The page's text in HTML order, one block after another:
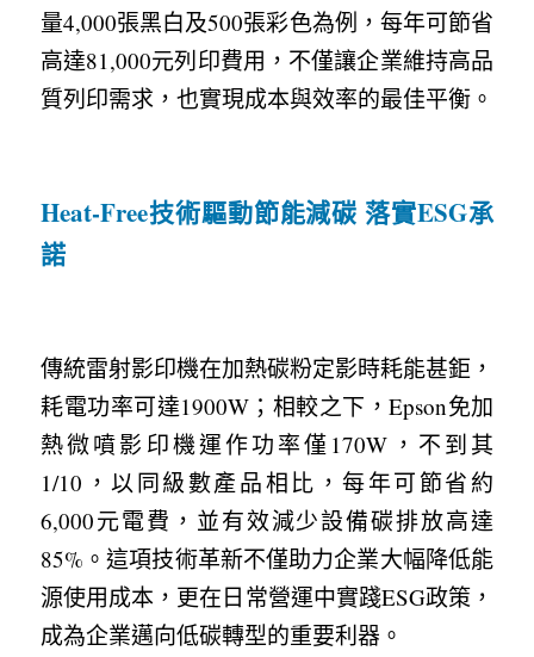
量4,000張黑白及500張彩色為例，每年可節省
高達81,000元列印費用，不僅讓企業維持高品
質列印需求，也實現成本與效率的最佳平衡。
Heat-Free技術驅動節能減碳 落實ESG承
諾
傳統雷射影印機在加熱碳粉定影時耗能甚鉅，
耗電功率可達1900W；相較之下，Epson免加
熱微噴影印機運作功率僅170W，不到其
1/10，以同級數產品相比，每年可節省約
6,000元電費，並有效減少設備碳排放高達
85%。這項技術革新不僅助力企業大幅降低能
源使用成本，更在日常營運中實踐ESG政策，
成為企業邁向低碳轉型的重要利器。